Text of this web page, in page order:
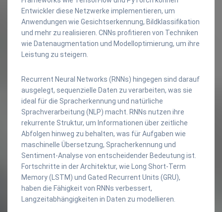
Entwickler diese Netzwerke implementieren, um
Anwendungen wie Gesichtserkennung, Bildklassifikation
und mehr zu realisieren. CNNs profitieren von Techniken
wie Datenaugmentation und Modelloptimierung, um ihre
Leistung zu steigern.
Recurrent Neural Networks (RNNs) hingegen sind darauf
ausgelegt, sequenzielle Daten zu verarbeiten, was sie
ideal für die Spracherkennung und natürliche
Sprachverarbeitung (NLP) macht. RNNs nutzen ihre
rekurrente Struktur, um Informationen über zeitliche
Abfolgen hinweg zu behalten, was für Aufgaben wie
maschinelle Übersetzung, Spracherkennung und
Sentiment-Analyse von entscheidender Bedeutung ist.
Fortschritte in der Architektur, wie Long Short-Term
Memory (LSTM) und Gated Recurrent Units (GRU),
haben die Fähigkeit von RNNs verbessert,
Langzeitabhängigkeiten in Daten zu modellieren.